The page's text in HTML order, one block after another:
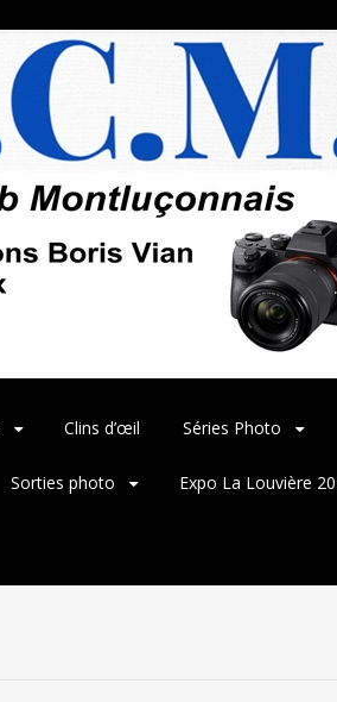
Clins d’œil Séries Photo
Sorties photo Expo La Louvière